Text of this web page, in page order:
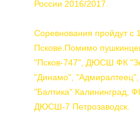
России 2016/2017.
Соревнования пройдут с
Пскове.Помимо
"Псков-747", ДЮСШ ФК
"Динамо",
"Балтика" Калининград,
ДЮСШ-7 Петрозаводск.